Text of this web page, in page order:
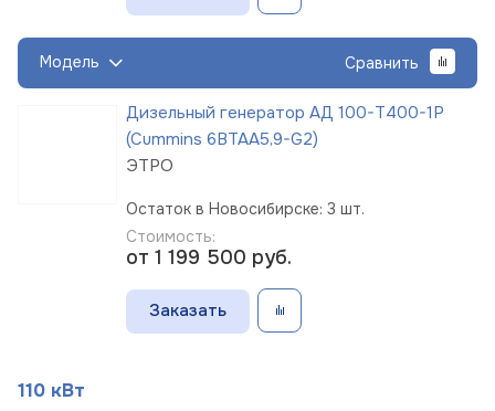
Модель Сравнить
Дизельный генератор АД 100-Т400-1Р
(Cummins 6BTAA5,9-G2)
ЭТРО
Остаток в Новосибирске: 3 шт.
Стоимость:
от 1 199 500 руб.
Заказать
110 кВт